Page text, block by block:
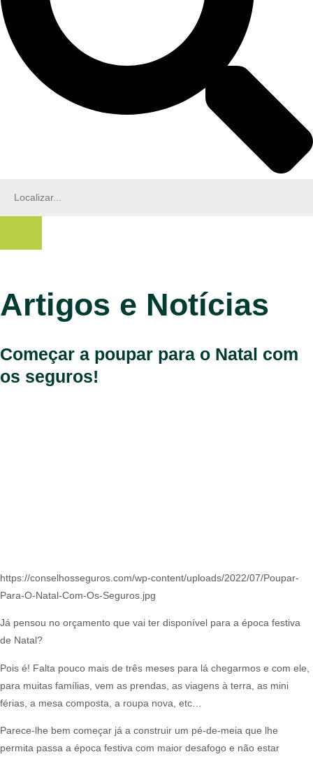
Artigos e Notícias
Começar a poupar para o Natal com
os seguros!
https://conselhosseguros.com/wp-content/uploads/2022/07/Poupar-
Para-O-Natal-Com-Os-Seguros.jpg
Já pensou no orçamento que vai ter disponível para a época festiva
de Natal?​
Pois é! Falta pouco mais de três meses para lá chegarmos e com ele,
para muitas famílias, vem as prendas, as viagens à terra, as mini
férias, a mesa composta, a roupa nova, etc…​
Parece-lhe bem começar já a construir um pé-de-meia que lhe
permita passa a época festiva com maior desafogo e não estar